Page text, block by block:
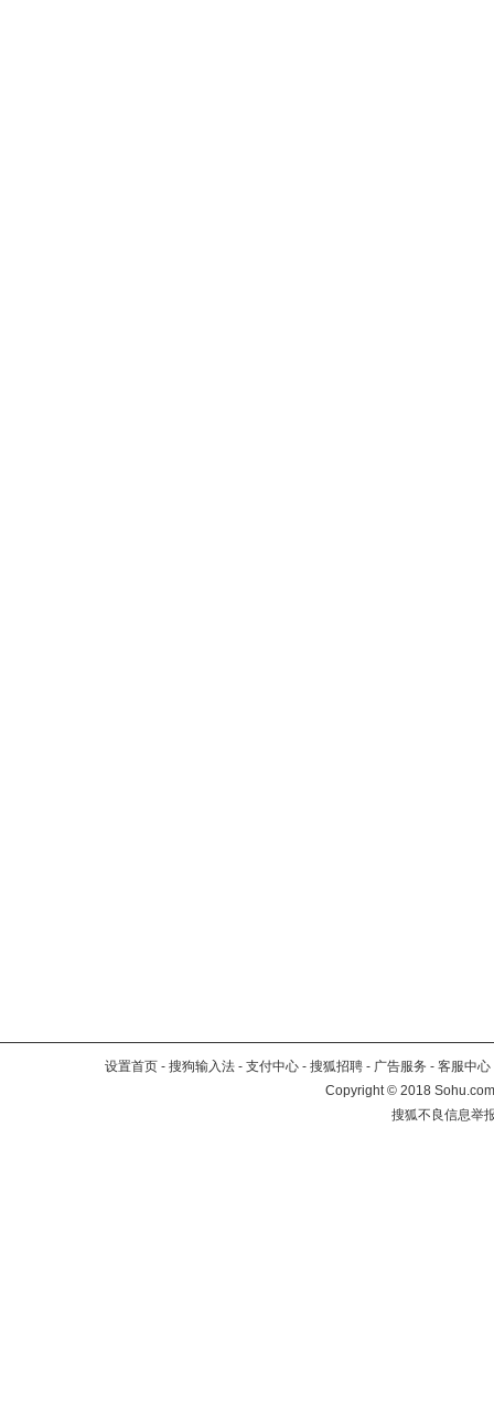
设置首页 - 搜狗输入法 - 支付中心 - 搜狐招聘 - 广告服务 - 客服中心
Copyright©2018
搜狐不良信息举